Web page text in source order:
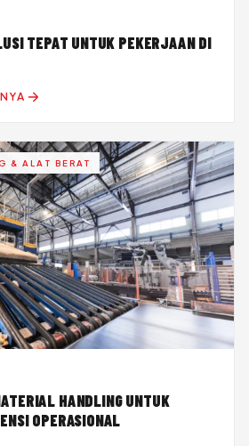
TEPAT UNTUK PEKERJAAN DI
& ALAT BERAT
HANDLING UNTUK
OPERASIONAL